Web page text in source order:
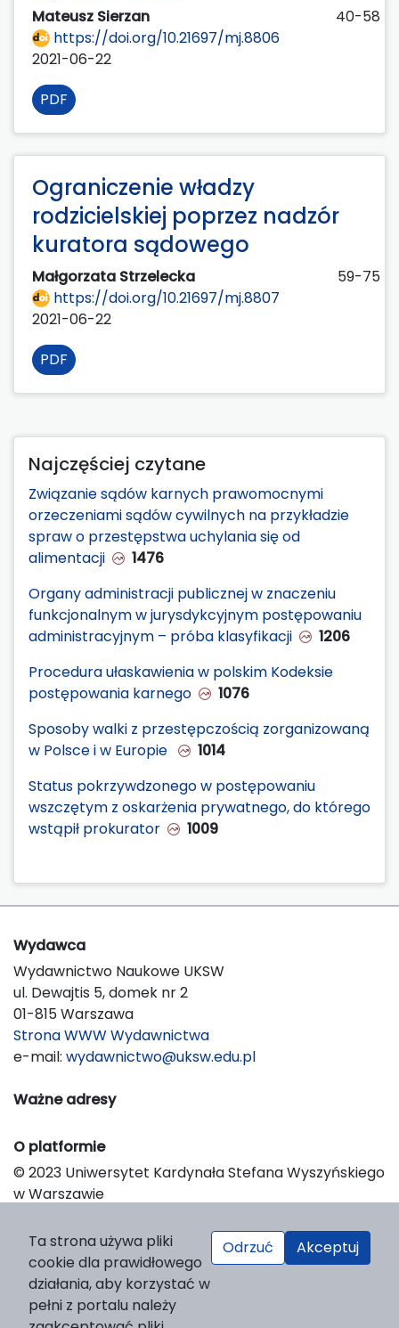
Mateusz Sierzan
40-58
https://doi.org/10.21697/mj.8806
2021-06-22
PDF
Ograniczenie władzy
rodzicielskiej poprzez nadzór
kuratora sądowego
Małgorzata Strzelecka
59-75
https://doi.org/10.21697/mj.8807
2021-06-22
PDF
Najczęściej czytane
Związanie sądów karnych prawomocnymi
orzeczeniami sądów cywilnych na przykładzie
spraw o przestępstwa uchylania się od
alimentacji
1476
Organy administracji publicznej w znaczeniu
funkcjonalnym w jurysdykcyjnym postępowaniu
administracyjnym – próba klasyfikacji
1206
Procedura ułaskawienia w polskim Kodeksie
postępowania karnego
1076
Sposoby walki z przestępczością zorganizowaną
w Polsce i w Europie
1014
Status pokrzywdzonego w postępowaniu
wszczętym z oskarżenia prywatnego, do którego
wstąpił prokurator
1009
Wydawca
Wydawnictwo Naukowe UKSW
ul. Dewajtis 5, domek nr 2
01-815 Warszawa
Strona WWW Wydawnictwa
e-mail: wydawnictwo@uksw.edu.pl
Ważne adresy
O platformie
© 2023 Uniwersytet Kardynała Stefana Wyszyńskiego
w Warszawie
Platform & Workflow by OJS/PKP
Ta strona używa pliki
cookie dla prawidłowego
działania, aby korzystać w
pełni z portalu należy
Odrzuć Akceptuj